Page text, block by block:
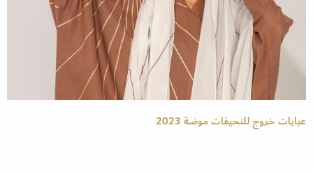
عبايات خروج للنحيفات موضة 2023